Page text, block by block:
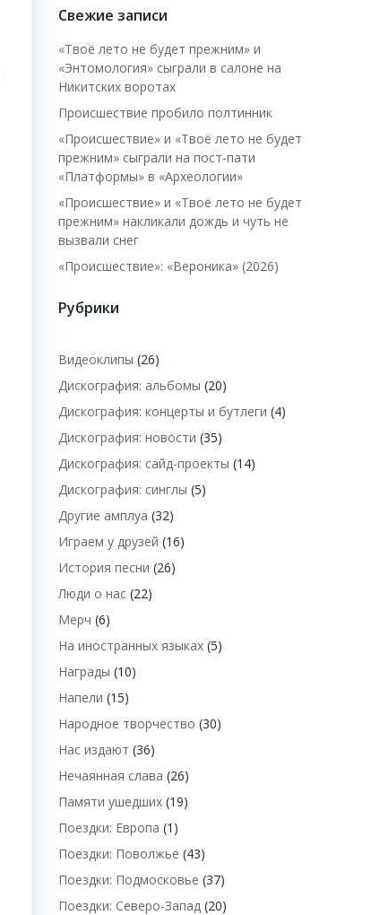
Свежие записи
«Твоё лето не будет прежним» и
«Энтомология» сыграли в салоне на
Никитских воротах
Происшествие пробило полтинник
«Происшествие» и «Твоё лето не будет
прежним» сыграли на пост-пати
«Платформы» в «Археологии»
«Происшествие» и «Твоё лето не будет
прежним» накликали дождь и чуть не
вызвали снег
«Происшествие»: «Вероника» (2026)
Рубрики
Видеоклипы (26)
Дискография: альбомы (20)
Дискография: концерты и бутлеги (4)
Дискография: новости (35)
Дискография: сайд-проекты (14)
Дискография: синглы (5)
Другие амплуа (32)
Играем у друзей (16)
История песни (26)
Люди о нас (22)
Мерч (6)
На иностранных языках (5)
Награды (10)
Напели (15)
Народное творчество (30)
Нас издают (36)
Нечаянная слава (26)
Памяти ушедших (19)
Поездки: Европа (1)
Поездки: Поволжье (43)
Поездки: Подмосковье (37)
Поездки: Северо-Запад (20)